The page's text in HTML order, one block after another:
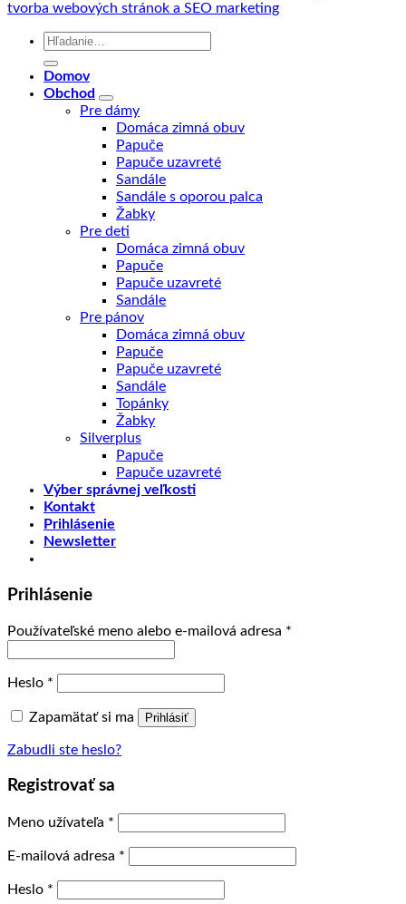
tvorba webových stránok a SEO marketing
Hľadať:
Domov
Obchod
Pre dámy
Domáca zimná obuv
Papuče
Papuče uzavreté
Sandále
Sandále s oporou palca
Žabky
Pre deti
Domáca zimná obuv
Papuče
Papuče uzavreté
Sandále
Pre pánov
Domáca zimná obuv
Papuče
Papuče uzavreté
Sandále
Topánky
Žabky
Silverplus
Papuče
Papuče uzavreté
Výber správnej veľkosti
Kontakt
Prihlásenie
Newsletter
Prihlásenie
Používateľské meno alebo e-mailová adresa *
Heslo *
Zapamätať si ma Prihlásiť
Zabudli ste heslo?
Registrovať sa
Meno užívateľa *
E-mailová adresa *
Heslo *